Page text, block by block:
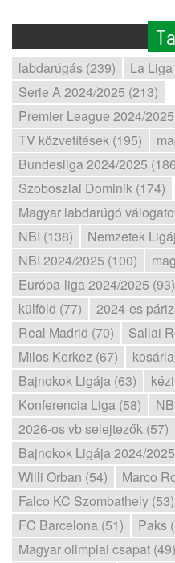
labdarúgás (239)
La
Serie A 2024/2025 (213)
Premier League 2024/
TV közvetítések (195)
Bundesliga 2024/2025
Szoboszlai Dominik (174)
Magyar labdarúgó
NBI (138)
Nemzetek
NBI 2024/2025 (100)
Európa-liga 2024/2025 (93)
külföld (77)
2024-es
Real Madrid (70)
Sallai
Milos Kerkez (67)
Bajnokok Ligája (63)
Konferencia Liga (58)
2026-os vb selejtezők (57)
Bajnokok Ligája 2024/
Willi Orban (54)
Marco
Falco KC Szombathely (53)
FC Barcelona (51)
Paks
Magyar olimpiai csapat (49)